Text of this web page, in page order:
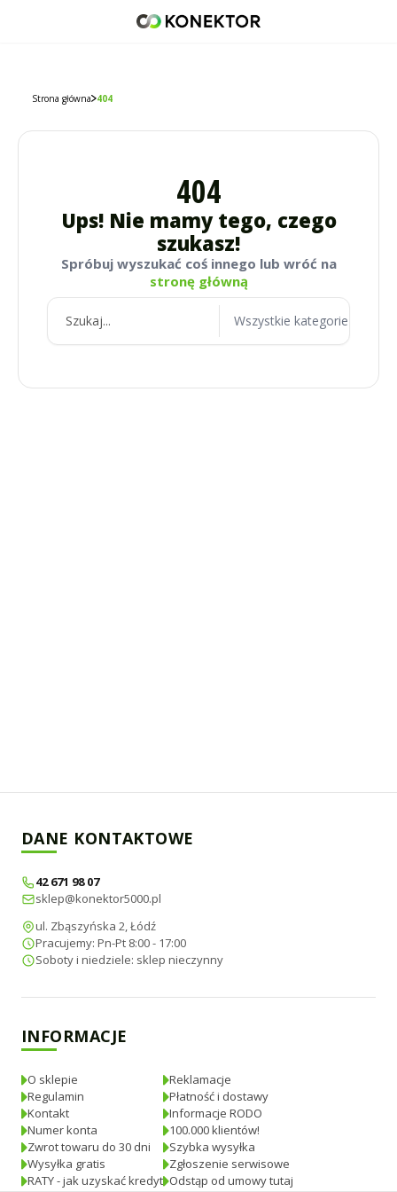
Strona główna 404
404
Ups! Nie mamy tego, czego
szukasz!
Spróbuj wyszukać coś innego lub wróć na
stronę główną
DANE KONTAKTOWE
42 671 98 07
sklep@konektor5000.pl
ul. Zbąszyńska 2, Łódź
Pracujemy: Pn-Pt 8:00 - 17:00
Soboty i niedziele: sklep nieczynny
INFORMACJE
O sklepie
Regulamin
Kontakt
Numer konta
Zwrot towaru do 30 dni
Wysyłka gratis
RATY - jak uzyskać kredyt
Reklamacje
Płatność i dostawy
Informacje RODO
100.000 klientów!
Szybka wysyłka
Zgłoszenie serwisowe
Odstąp od umowy tutaj